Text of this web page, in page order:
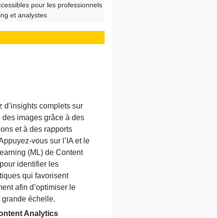
pour les professionnels
et analystes
d’insights complets sur
des images grâce à des
et à des rapports
vous sur l’IA et le
(ML) de Content
identifier les
qui favorisent
afin d’optimiser le
grande échelle.
Analytics